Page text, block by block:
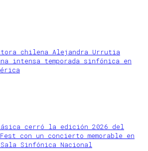
chilena Alejandra Urrutia
intensa temporada sinfónica en
cerró la edición 2026 del
con un concierto memorable en
Sinfónica Nacional